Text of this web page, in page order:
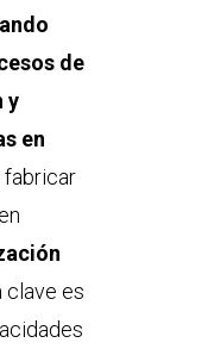
de
y
en
fabricar
clave es